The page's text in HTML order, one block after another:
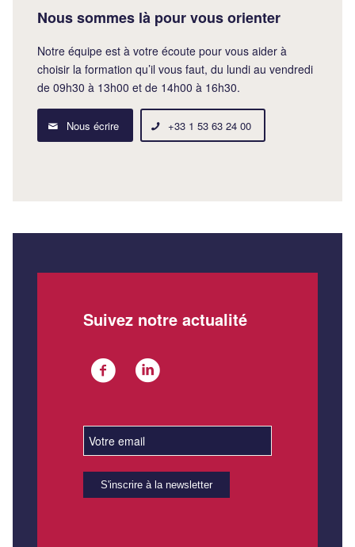
Nous sommes là pour vous orienter
Notre équipe est à votre écoute pour vous aider à
choisir la formation qu’il vous faut, du lundi au vendredi
de 09h30 à 13h00 et de 14h00 à 16h30.
Nous écrire +33 1 53 63 24 00
Suivez notre actualité